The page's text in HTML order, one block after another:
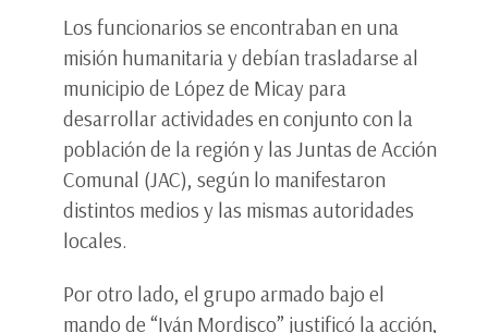
Los funcionarios se encontraban en una
misión humanitaria y debían trasladarse al
municipio de López de Micay para
desarrollar actividades en conjunto con la
población de la región y las Juntas de Acción
Comunal (JAC), según lo manifestaron
distintos medios y las mismas autoridades
locales.
Por otro lado, el grupo armado bajo el
mando de “Iván Mordisco” justificó la acción,